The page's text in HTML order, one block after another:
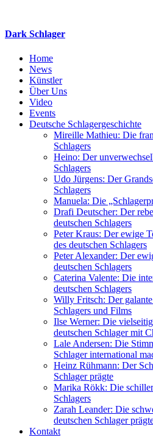
springen
Dark Schlager
Home
News
Künstler
Über Uns
Video
Events
Deutsche Schlagergeschichte
Mireille Mathieu: Die
Schlagers
Heino: Der
Schlagers
Udo Jürgens: Der
Schlagers
Manuela: Die
Drafi Deutscher: Der
deutschen Schlagers
Peter Kraus: Der ewige
des deutschen Schlagers
Peter Alexander: Der
deutschen Schlagers
Caterina Valente: Die
deutschen Schlagers
Willy Fritsch: Der
Schlagers und Films
Ilse Werner: Die
deutschen Schlager mit
Lale Andersen: Die
Schlager international
Heinz Rühmann: Der
Schlager prägte
Marika Rökk: Die
Schlagers
Zarah Leander: Die
deutschen Schlager
Kontakt